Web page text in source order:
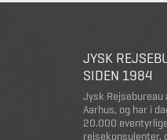
JYSK
SIDEN 1984
Jysk Rejsebureau
Aarhus, og har i
20.000
rejsekonsulenter,